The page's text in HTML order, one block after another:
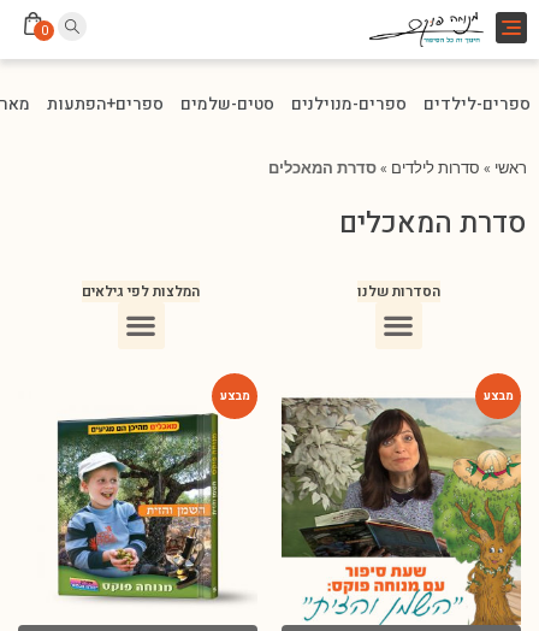
Toggle
navigation
0
ספרים-לילדים ספרים-מנוילנים סטים-שלמים ספרים+הפתעות
ראשי » סדרות לילדים »סדרת המאכלים
סדרת המאכלים
הסדרות שלנו המלצות לפי גילאים
-78%